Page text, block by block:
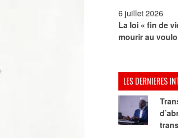
6 juillet 2026
La loi « fin de
mourir au
LES DERNIERES